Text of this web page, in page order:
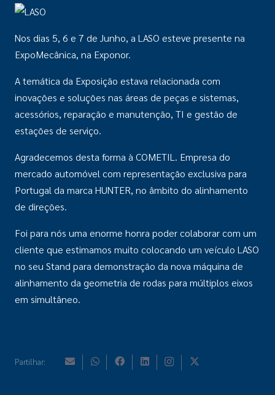
Nos dias 5, 6 e 7 de Junho, a LASO esteve presente na
ExpoMecânica, na Exponor.
A temática da Exposição estava relacionada com
inovações e soluções nas áreas de peças e sistemas,
acessórios, reparação e manutenção, TI e gestão de
estações de serviço.
Agradecemos desta forma à COMETIL. Empresa do
mercado automóvel com representação exclusiva para
Portugal da marca HUNTER, no âmbito do alinhamento
de direções.
Foi para nós uma enorme honra poder colaborar com um
cliente que estimamos muito colocando um veículo LASO
no seu Stand para demonstração da nova máquina de
alinhamento da geometria de rodas para múltiplos eixos
em simultâneo.
Partilhar: